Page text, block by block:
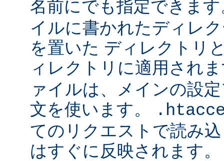
名前にでも指定できま
イルに書かれたディレ
を置いた ディレクトリ
ィレクトリに適用され
ァイルは、メインの設
文を使います。
てのリクエストで読み
はすぐに反映されます。